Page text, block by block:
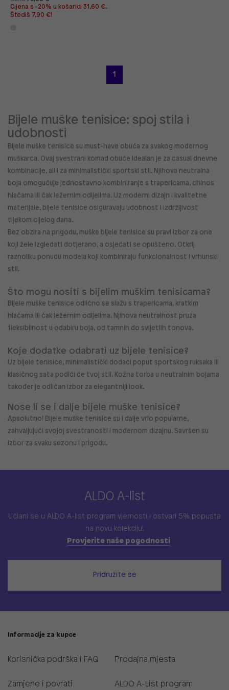
Cijena s -20% u košarici 31,60 €.
Štediš 7,90 €!
1
Bijele muške tenisice: spoj stila i
udobnosti
Bijele muške tenisice su must-have obuća za svakog modernog
muškarca. Ovaj svestrani komad obuće idealan je za casual dnevne
kombinacije, ali i za minimalistički sportski stil. Njihova neutralna
boja omogućuje jednostavno kombiniranje s trapericama, chinos
hlačama ili čak ležernim odijelima. Uz moderni dizajn i kvalitetne
materijale, bijele tenisice osiguravaju udobnost i izdržljivost
tijekom cijelog dana.
Bez obzira na prigodu, muške bijele tenisice su pravi izbor za one
koji žele izgledati dotjerano, a osjećati se opušteno. Otkrij
raznoliku ponudu modela koji kombiniraju funkcionalnost i vrhunski
stil.
Što mogu nositi s bijelim muškim tenisicama?
Bijele muške tenisice odlično se slažu s trapericama, kratkim
hlačama ili čak ležernim odijelima. Njihova neutralnost pruža
fleksibilnost u odabiru boja, od tamnih do svijetlih tonova.
Koje dodatke odabrati uz bijele tenisice?
Uz bijele tenisice, minimalistički dodaci poput sportskog ruksaka ili
klasičnog sata podići će tvoj stil. Kožna torba u neutralnim bojama
također je odličan izbor za elegantniji look.
Nose li se i dalje bijele muške tenisice?
Apsolutno! Bijele muške tenisice su i dalje vrlo popularne,
zahvaljujući svojoj svestranosti i modernom dizajnu. Savršen su
izbor za svaku sezonu i prigodu.
ALDO A-list
Učlani se u ALDO A-list program vjernosti i ostvari 5% popusta
na novu kolekciju!
Provjerite naše pogodnosti
Pridružite se
Informacije za kupce
Korisnička podrška i FAQ
Zamjene i povrati
Prodajna mjesta
ALDO A-List program